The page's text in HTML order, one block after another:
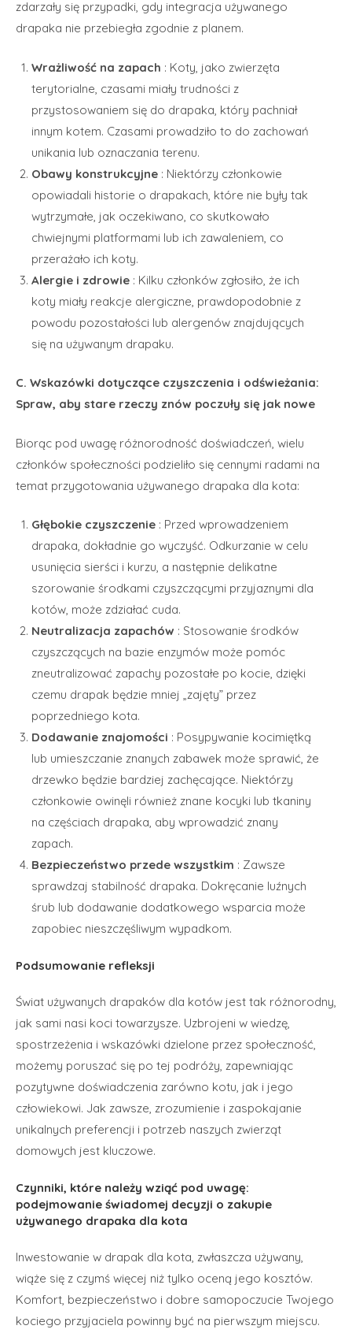
zdarzały się przypadki, gdy integracja używanego
drapaka nie przebiegła zgodnie z planem.
Wrażliwość na zapach : Koty, jako zwierzęta
terytorialne, czasami miały trudności z
przystosowaniem się do drapaka, który pachniał
innym kotem. Czasami prowadziło to do zachowań
unikania lub oznaczania terenu.
Obawy konstrukcyjne : Niektórzy członkowie
opowiadali historie o drapakach, które nie były tak
wytrzymałe, jak oczekiwano, co skutkowało
chwiejnymi platformami lub ich zawaleniem, co
przerażało ich koty.
Alergie i zdrowie : Kilku członków zgłosiło, że ich
koty miały reakcje alergiczne, prawdopodobnie z
powodu pozostałości lub alergenów znajdujących
się na używanym drapaku.
C. Wskazówki dotyczące czyszczenia i odświeżania:
Spraw, aby stare rzeczy znów poczuły się jak nowe
Biorąc pod uwagę różnorodność doświadczeń, wielu
członków społeczności podzieliło się cennymi radami na
temat przygotowania używanego drapaka dla kota:
Głębokie czyszczenie : Przed wprowadzeniem
drapaka, dokładnie go wyczyść. Odkurzanie w celu
usunięcia sierści i kurzu, a następnie delikatne
szorowanie środkami czyszczącymi przyjaznymi dla
kotów, może zdziałać cuda.
Neutralizacja zapachów : Stosowanie środków
czyszczących na bazie enzymów może pomóc
zneutralizować zapachy pozostałe po kocie, dzięki
czemu drapak będzie mniej „zajęty” przez
poprzedniego kota.
Dodawanie znajomości : Posypywanie kocimiętką
lub umieszczanie znanych zabawek może sprawić, że
drzewko będzie bardziej zachęcające. Niektórzy
członkowie owinęli również znane kocyki lub tkaniny
na częściach drapaka, aby wprowadzić znany
zapach.
Bezpieczeństwo przede wszystkim : Zawsze
sprawdzaj stabilność drapaka. Dokręcanie luźnych
śrub lub dodawanie dodatkowego wsparcia może
zapobiec nieszczęśliwym wypadkom.
Podsumowanie refleksji
Świat używanych drapaków dla kotów jest tak różnorodny,
jak sami nasi koci towarzysze. Uzbrojeni w wiedzę,
spostrzeżenia i wskazówki dzielone przez społeczność,
możemy poruszać się po tej podróży, zapewniając
pozytywne doświadczenia zarówno kotu, jak i jego
człowiekowi. Jak zawsze, zrozumienie i zaspokajanie
unikalnych preferencji i potrzeb naszych zwierząt
domowych jest kluczowe.
Czynniki, które należy wziąć pod uwagę:
podejmowanie świadomej decyzji o zakupie
używanego drapaka dla kota
Inwestowanie w drapak dla kota, zwłaszcza używany,
wiąże się z czymś więcej niż tylko oceną jego kosztów.
Komfort, bezpieczeństwo i dobre samopoczucie Twojego
kociego przyjaciela powinny być na pierwszym miejscu.